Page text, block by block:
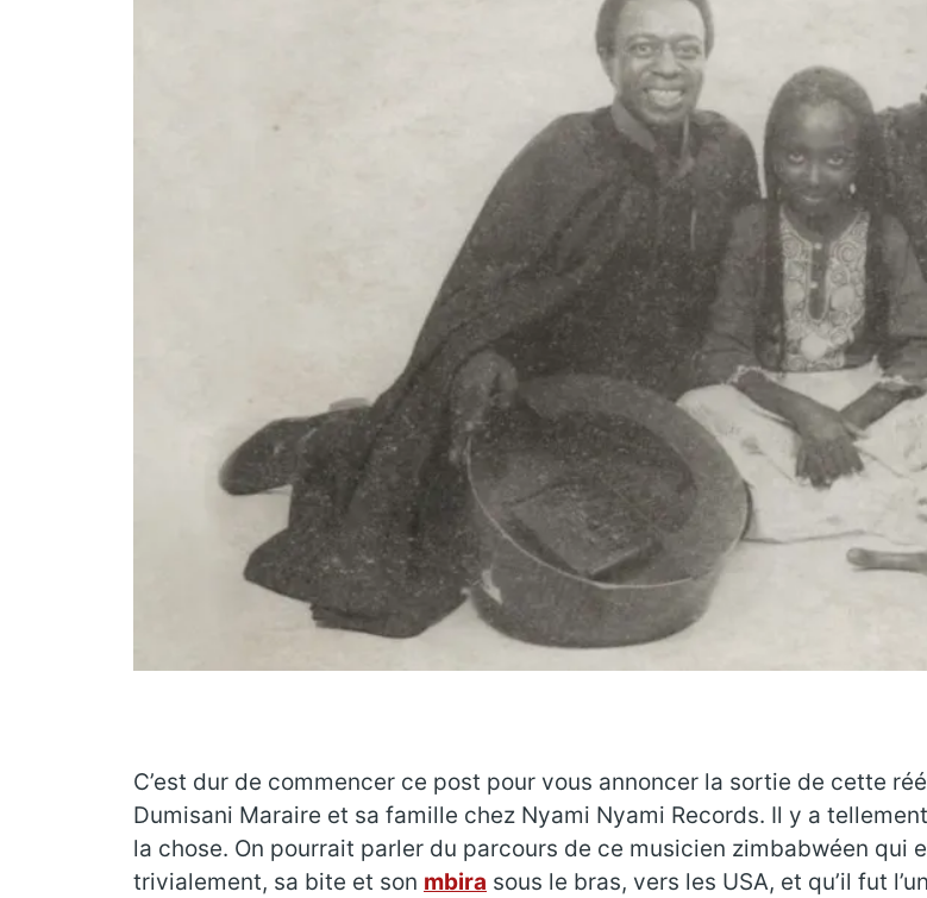
C’est dur de commencer ce post pour vous annoncer la sortie de cette
Dumisani Maraire et sa famille chez Nyami Nyami Records. Il y a
la chose. On pourrait parler du parcours de ce musicien zimbabwéen
trivialement, sa bite et son mbira sous le bras, vers les USA, et qu’il fut